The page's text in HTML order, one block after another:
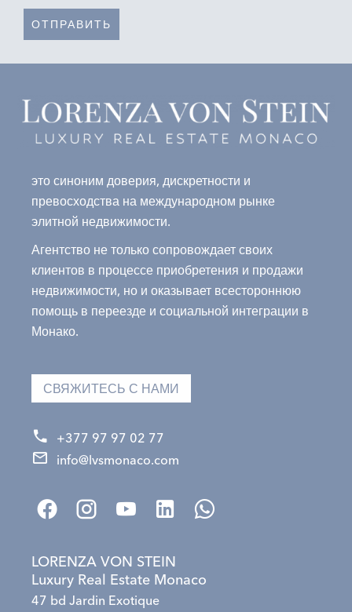
ОТПРАВИТЬ
это синоним доверия, дискретности и
превосходства на международном рынке
элитной недвижимости.
Агентство не только сопровождает своих
клиентов в процессе приобретения и продажи
недвижимости, но и оказывает всестороннюю
помощь в переезде и социальной интеграции в
Монако.
СВЯЖИТЕСЬ С НАМИ
+377 97 97 02 77
info@lvsmonaco.com
LORENZA VON STEIN
Luxury Real Estate Monaco
47 bd Jardin Exotique